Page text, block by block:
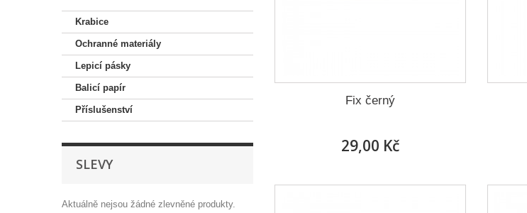
Krabice
Ochranné materiály
Lepicí pásky
Balicí papír
Příslušenství
SLEVY
Aktuálně nejsou žádné zlevněné produkty.
Fix černý
29,00 Kč